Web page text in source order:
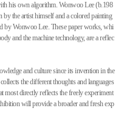
his own algorithm. Wonwoo Lee (b.198
the artist himself and a colored painting
by Wonwoo Lee. These paper works, whi
and the machine technology, are a reflec
and culture since its invention in the
the different thoughts and languages
most directly reflects the freely experiment
will provide a broader and fresh exp